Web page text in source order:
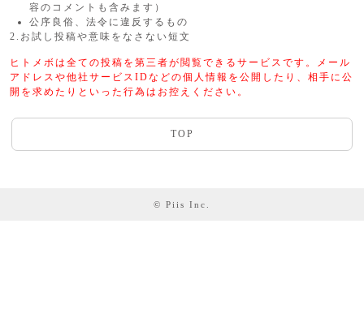
容のコメントも含みます）
公序良俗、法令に違反するもの
2.お試し投稿や意味をなさない短文
ヒトメボは全ての投稿を第三者が閲覧できるサービスです。メール
アドレスや他社サービスIDなどの個人情報を公開したり、相手に公
開を求めたりといった行為はお控えください。
TOP
© Piis Inc.